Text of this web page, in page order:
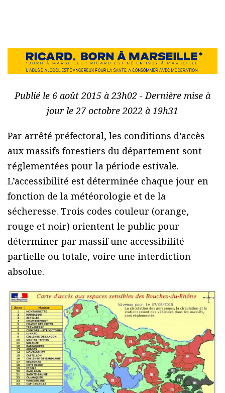
Publié le 6 août 2015 à 23h02 - Dernière mise à
jour le 27 octobre 2022 à 19h31
Par arrêté préfectoral, les conditions d’accès
aux massifs forestiers du département sont
réglementées pour la période estivale.
L’accessibilité est déterminée chaque jour en
fonction de la météorologie et de la
sécheresse. Trois codes couleur (orange,
rouge et noir) orientent le public pour
déterminer par massif une accessibilité
partielle ou totale, voire une interdiction
absolue.